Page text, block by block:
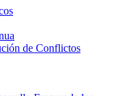
de Conflictos